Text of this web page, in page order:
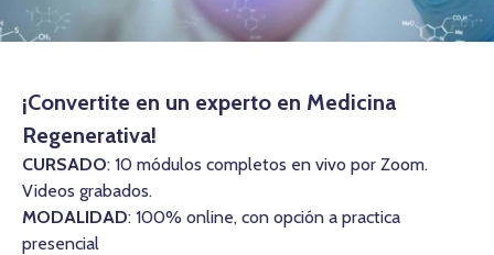
¡Convertite en un experto en Medicina
Regenerativa!
CURSADO: 10 módulos completos en vivo por Zoom.
Videos grabados.
MODALIDAD: 100% online, con opción a practica
presencial